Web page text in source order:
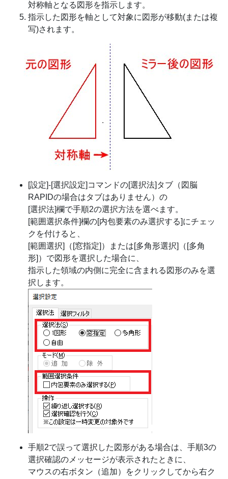
対称軸となる図形を指示します。
指示した図形を軸として対象に図形が移動(または複
写)されます。
[設定]-[選択設定]コマンドの[選択法]タブ（図脳
RAPIDの場合はタブはありません）の
[選択法]欄で手順2の選択方法を選べます。
[範囲選択条件]欄の[内包要素のみ選択する]にチェッ
クを付けると、
[範囲選択]（[窓指定]）または[多角形選択]（[多角
形]）で図形を選択した場合に、
指示した領域の内側に完全に含まれる図形のみを選
択します。
手順2で誤って選択した図形がある場合は、手順3の
選択確認のメッセージが表示されたときに、
マウスの右ボタン（追加）をクリックしてから右ク